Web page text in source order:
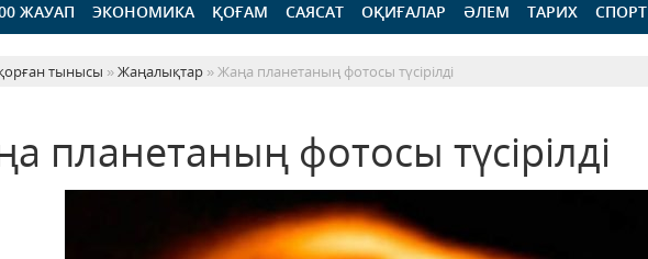
ЖАУАП ЭКОНОМИКА ҚОҒАМ САЯСАТ ОҚИҒАЛАР ӘЛЕМ ТАРИХ СПОРТ
тынысы »Жаңалықтар » Жаңа планетаның фотосы түсірілді
планетаның фотосы түсірілді